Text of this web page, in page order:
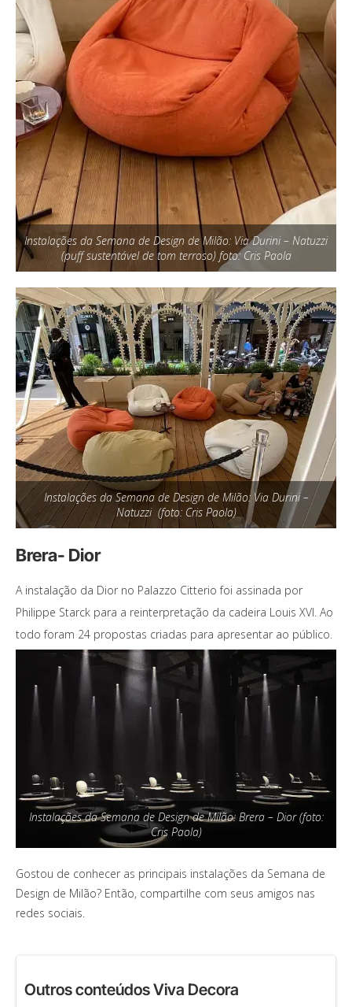
Instalações da Semana de Design de Milão: Via Durini – Natuzzi
(puff sustentável de tom terroso) foto: Cris Paola
Instalações da Semana de Design de Milão: Via Durini –
Natuzzi (foto: Cris Paola)
Brera- Dior
A instalação da Dior no Palazzo Citterio foi assinada por
Philippe Starck para a reinterpretação da cadeira Louis XVI. Ao
todo foram 24 propostas criadas para apresentar ao público.
Instalações da Semana de Design de Milão: Brera – Dior (foto:
Cris Paola)
Gostou de conhecer as principais instalações da Semana de
Design de Milão? Então, compartilhe com seus amigos nas
redes sociais.
Outros conteúdos Viva Decora